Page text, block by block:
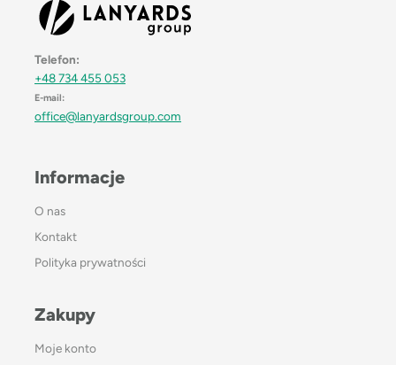
Telefon:
+48 734 455 053
E-mail:
office@lanyardsgroup.com
Informacje
O nas
Kontakt
Polityka prywatności
Zakupy
Moje konto